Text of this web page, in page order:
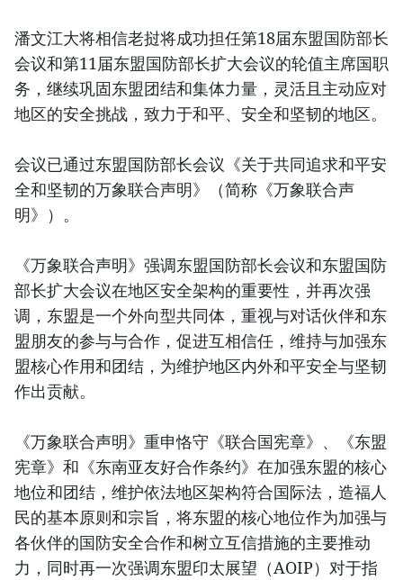
潘文江大将相信老挝将成功担任第18届东盟国防部长
会议和第11届东盟国防部长扩大会议的轮值主席国职
务，继续巩固东盟团结和集体力量，灵活且主动应对
地区的安全挑战，致力于和平、安全和坚韧的地区。
会议已通过东盟国防部长会议《关于共同追求和平安
全和坚韧的万象联合声明》（简称《万象联合声
明》）。
《万象联合声明》强调东盟国防部长会议和东盟国防
部长扩大会议在地区安全架构的重要性，并再次强
调，东盟是一个外向型共同体，重视与对话伙伴和东
盟朋友的参与与合作，促进互相信任，维持与加强东
盟核心作用和团结，为维护地区内外和平安全与坚韧
作出贡献。
《万象联合声明》重申恪守《联合国宪章》、《东盟
宪章》和《东南亚友好合作条约》在加强东盟的核心
地位和团结，维护依法地区架构符合国际法，造福人
民的基本原则和宗旨，将东盟的核心地位作为加强与
各伙伴的国防安全合作和树立互信措施的主要推动
力，同时再一次强调东盟印太展望（AOIP）对于指